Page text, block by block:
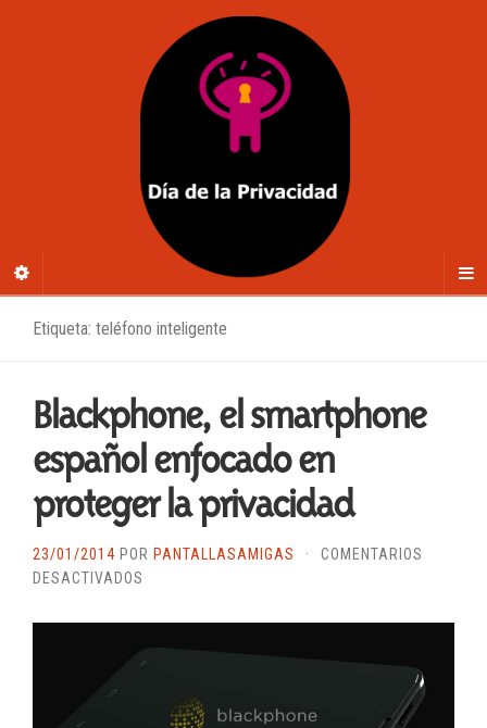
Etiqueta: teléfono inteligente
Blackphone, el smartphone
español enfocado en
proteger la privacidad
23/01/2014 POR PANTALLASAMIGAS ·
COMENTARIOS
DESACTIVADOS
EL
SMARTPHONE
ENFOCADO